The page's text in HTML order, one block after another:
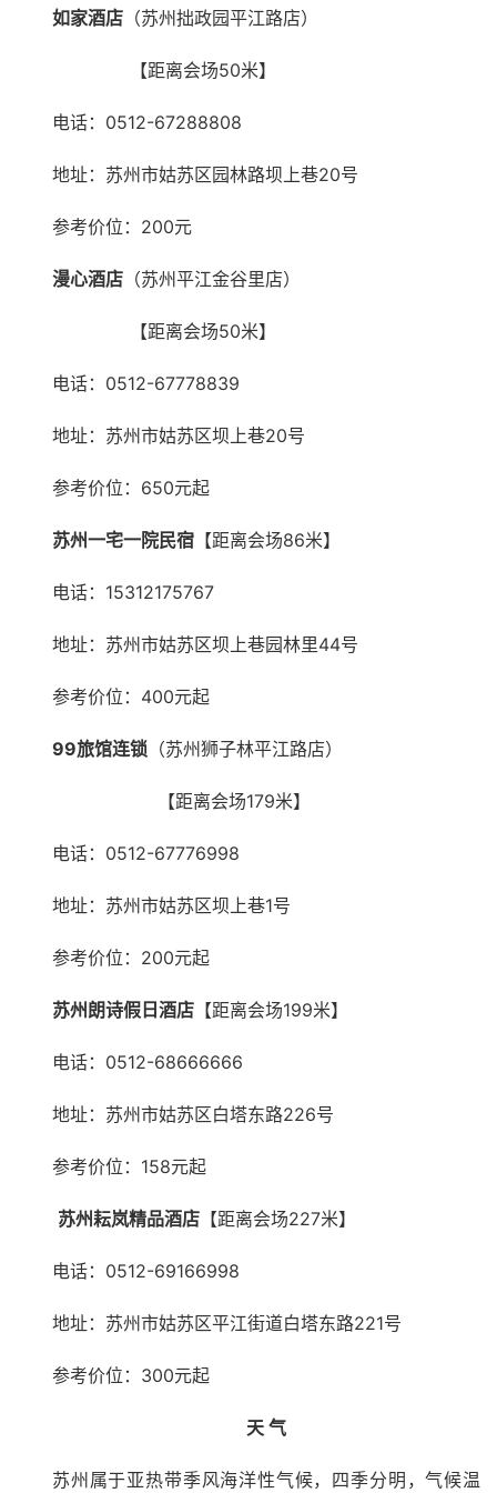
如家酒店 （苏州拙政园平江路店）
【距离会场50米】
电话：0512-67288808
地址：苏州市姑苏区园林路坝上巷20号
参考价位：200元
漫心酒店 （苏州平江金谷里店）
【距离会场50米】
电话：0512-67778839
地址：苏州市姑苏区坝上巷20号
参考价位：650元起
苏州一宅一院民宿 【距离会场86米】
电话：15312175767
地址：苏州市姑苏区坝上巷园林里44号
参考价位：400元起
99旅馆连锁 （苏州狮子林平江路店）
【距离会场179米】
电话：0512-67776998
地址：苏州市姑苏区坝上巷1号
参考价位：200元起
苏州朗诗假日酒店 【距离会场199米】
电话：0512-68666666
地址：苏州市姑苏区白塔东路226号
参考价位：158元起
苏州耘岚精品酒店 【距离会场227米】
电话：0512-69166998
地址：苏州市姑苏区平江街道白塔东路221号
参考价位：300元起
天 气
苏州属于亚热带季风海洋性气候，四季分明，气候温